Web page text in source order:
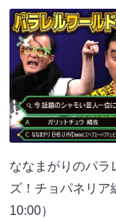
ななまがりのパラ
ズ！チョパネリ
10:00）